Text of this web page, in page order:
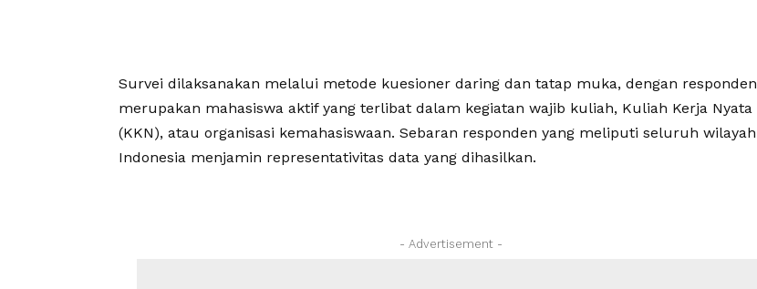
Survei dilaksanakan melalui metode kuesioner daring dan tatap muka, dengan responden
merupakan mahasiswa aktif yang terlibat dalam kegiatan wajib kuliah, Kuliah Kerja Nyata
(KKN), atau organisasi kemahasiswaan. Sebaran responden yang meliputi seluruh wilayah
Indonesia menjamin representativitas data yang dihasilkan.
- Advertisement -